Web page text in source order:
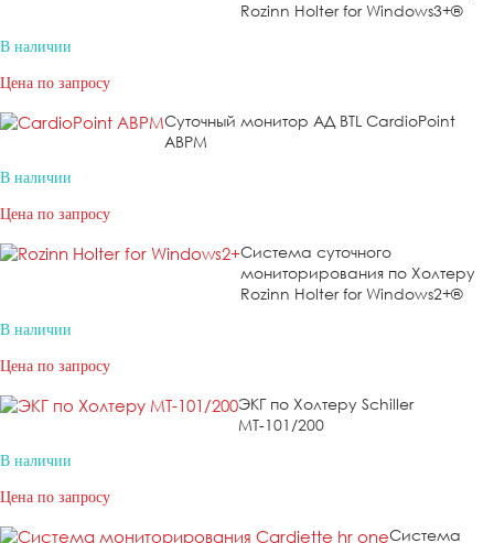
Rozinn Holter for Windows3+®
В наличии
Цена по запросу
Суточный монитор АД BTL CardioPoint
ABPM
В наличии
Цена по запросу
Система суточного
мониторирования по Холтеру
Rozinn Holter for Windows2+®
В наличии
Цена по запросу
ЭКГ по Холтеру Schiller
МТ-101/200
В наличии
Цена по запросу
Система